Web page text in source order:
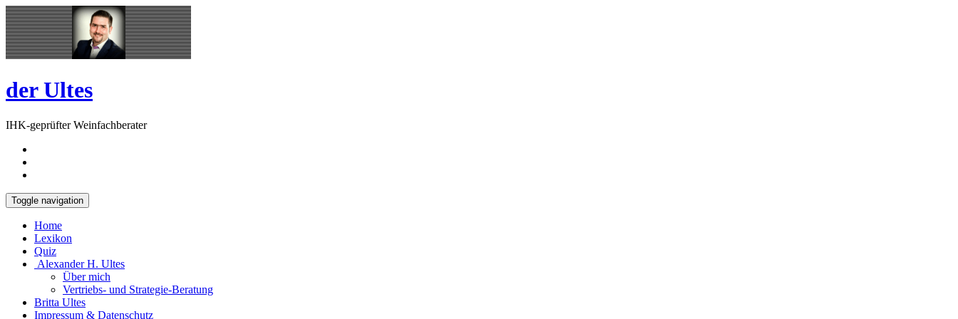
Skip
to
content
Open
Sidebar
der Ultes
IHK-geprüfter Weinfachberater
Toggle navigation
Home
Lexikon
Quiz
Alexander H. Ultes
Über mich
Vertriebs- und Strategie-Beratung
Britta Ultes
Impressum & Datenschutz